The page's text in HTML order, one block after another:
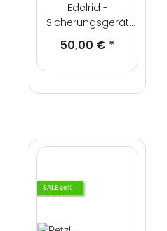
Edelrid -
Sicherungsgerät
"MEGA JUL II"
50,00 € *
SALE 20%